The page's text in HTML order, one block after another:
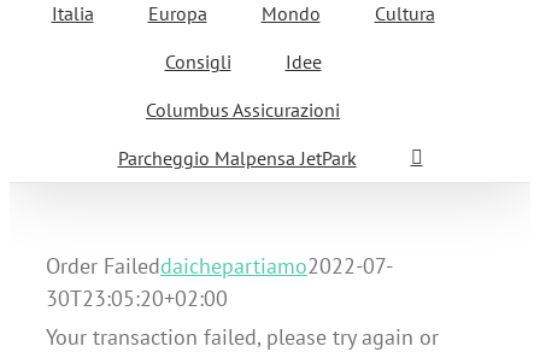
Italia Europa Mondo
Cultura
Consigli
Idee
Columbus Assicurazioni
Parcheggio Malpensa JetPark
Order Faileddaichepartiamo2022-07-
30T23:05:20+02:00
Your transaction failed, please try again or